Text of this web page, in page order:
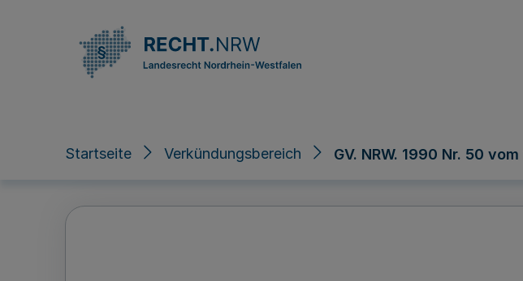
Startseite Verkündungsbereich GV. NRW. 1990 Nr. 50 vom